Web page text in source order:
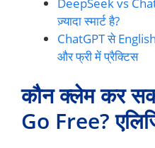
ज़्यादा स्मार्ट है?
ChatGPT से
और फ्री में प्रैक्टिस
कौन क्लेम कर
Go Free?